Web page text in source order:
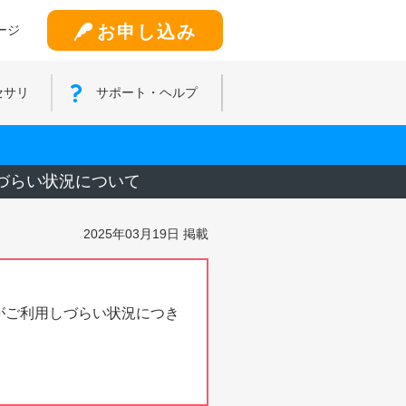
ジ お申し込み
リ サポート・ヘルプ
らい状況について
2025年03月19日 掲載
利用しづらい状況につき